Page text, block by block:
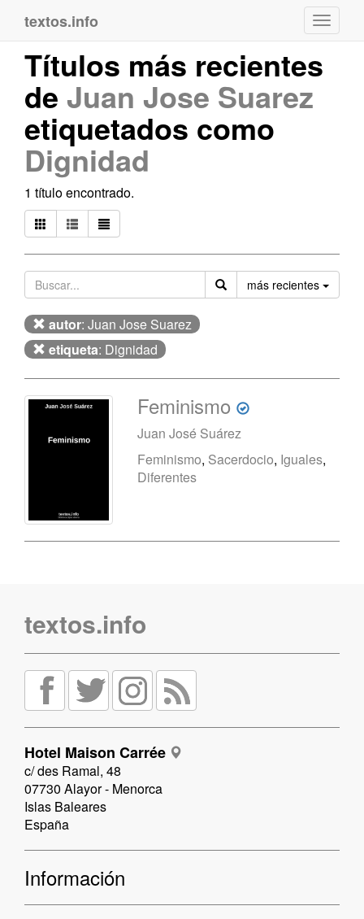
textos.info
Títulos más recientes
de Juan Jose Suarez
etiquetados como
Dignidad
1 título encontrado.
más recientes
autor: Juan Jose Suarez
etiqueta: Dignidad
Feminismo
Juan José Suárez
Feminismo, Sacerdocio, Iguales,
Diferentes
textos.info
Hotel Maison Carrée
c/ des Ramal, 48
07730 Alayor - Menorca
Islas Baleares
España
Información